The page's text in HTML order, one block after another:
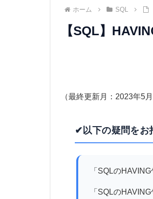
ホーム SQL
【SQL】
（最終更新月：2023年5月
✔以下の疑問をお
「SQLの
「SQLの